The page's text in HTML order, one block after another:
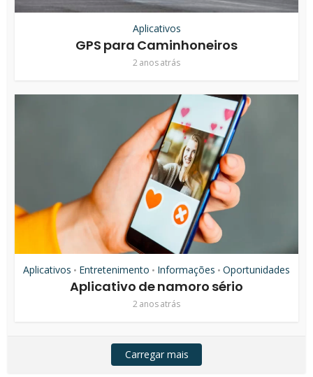
Aplicativos
GPS para Caminhoneiros
2 anos atrás
Aplicativos • Entretenimento • Informações • Oportunidades
Aplicativo de namoro sério
2 anos atrás
Carregar mais